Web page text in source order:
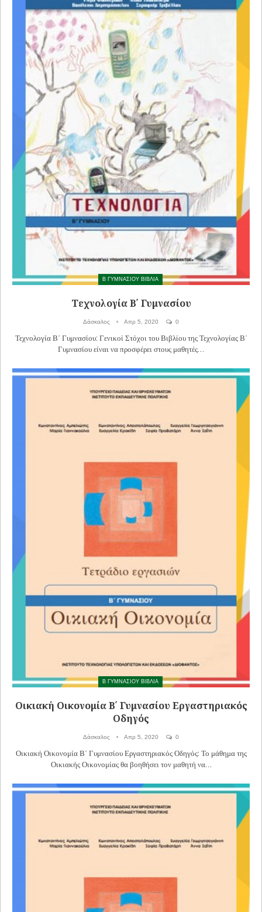
Β ΓΥΜΝΑΣΙΟΥ ΒΙΒΛΙΑ
Τεχνολογία Β΄ Γυμνασίου
Δάσκαλος Απρ 5, 2020 0
Τεχνολογία Β΄ Γυμνασίου: Γενικοί Στόχοι του Βιβλίου της Τεχνολογίας Β΄
Γυμνασίου είναι να προσφέρει στους μαθητές…
Β ΓΥΜΝΑΣΙΟΥ ΒΙΒΛΙΑ
Οικιακή Οικονομία Β΄ Γυμνασίου Εργαστηριακός
Οδηγός
Δάσκαλος Απρ 5, 2020 0
Οικιακή Οικονομία Β΄ Γυμνασίου Εργαστηριακός Οδηγός: Το μάθημα της
Οικιακής Οικονομίας θα βοηθήσει τον μαθητή να…